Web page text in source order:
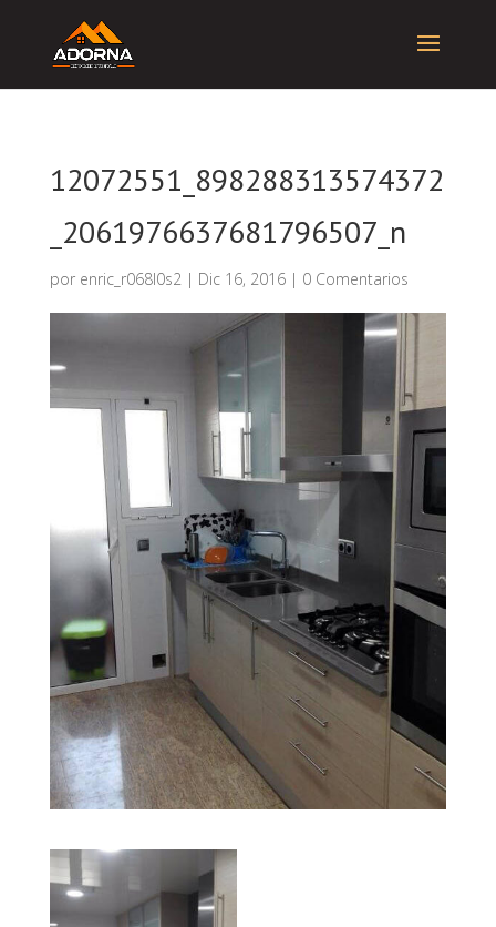
12072551_898288313574372
_2061976637681796507_n
por enric_r068l0s2| Dic 16, 2016| 0 Comentarios